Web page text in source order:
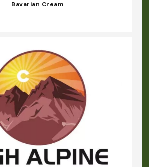
Bavarian Cream